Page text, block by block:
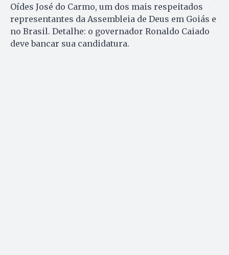
Oídes José do Carmo, um dos mais respeitados
representantes da Assembleia de Deus em Goiás e
no Brasil. Detalhe: o governador Ronaldo Caiado
deve bancar sua candidatura.